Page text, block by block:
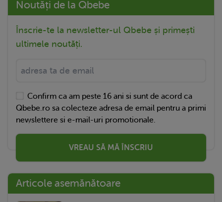
Noutăți de la Qbebe
Înscrie-te la newsletter-ul Qbebe și primești
ultimele noutăți.
Confirm ca am peste 16 ani si sunt de acord ca
Qbebe.ro sa colecteze adresa de email pentru a primi
newslettere si e-mail-uri promotionale.
VREAU SĂ MĂ ÎNSCRIU
Articole asemănătoare